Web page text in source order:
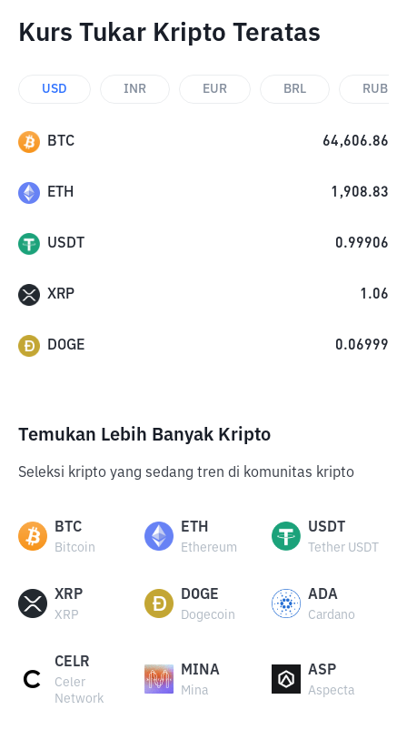
Kurs Tukar Kripto Teratas
USD INR EUR BRL RUB
BTC 64,606.86
ETH 1,908.83
USDT 0.99906
XRP 1.06
DOGE 0.06999
Temukan Lebih Banyak Kripto
Seleksi kripto yang sedang tren di komunitas kripto
BTC
Bitcoin
ETH
Ethereum
USDT
Tether USDT
XRP
XRP
DOGE
Dogecoin
ADA
Cardano
CELR
Celer
Network
MINA
Mina
ASP
Aspecta